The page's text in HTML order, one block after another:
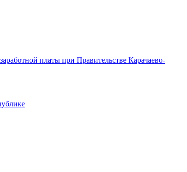
платы при Правительстве Карачаево-